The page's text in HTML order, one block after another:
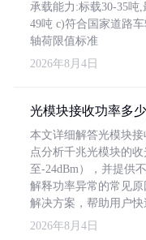
承载能力:标载30-35吨
49吨 c)符合国家道路
轴荷限值标准
2026年8月4日
光模块接收功率多
本文详细解答光模块
点分析千兆光模块的
至-24dBm），并提供
解释功率异常的常见
解决方案，帮助用户快
2026年8月4日